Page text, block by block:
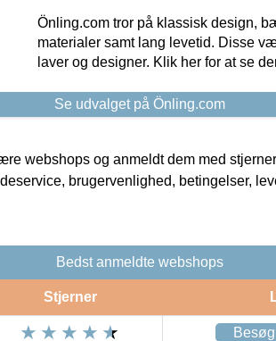
Önling.com tror på klassisk design,
materialer samt lang levetid. Disse
laver og designer. Klik her for at se
Se udvalget på Önling.com
webshops og anmeldt dem med
brugervenlighed, betingelser,
Bedst anmeldte webshops
Stjerner